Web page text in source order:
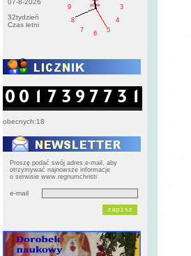
07-8-2026
32tydzień
Czas letni
3
4
5
6
7
8
9
pištek
obecnych:18
Proszę podać swój adres e-mail, aby
otrzymywać najnowsze informacje
o serwisie www.regnumchristi
e-mail